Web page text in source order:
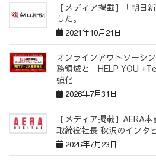
【メディア掲載】「朝日
した。
2021年10月21日
オンラインアウトソーシ
務領域と「HELP YOU
強化
2026年7月31日
【メディア掲載】AERA
取締役社長 秋沢のインタ
2026年7月23日